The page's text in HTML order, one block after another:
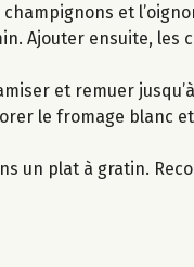
et
Ajouter ensuite, les
et remuer
le fromage blanc
un plat à gratin.